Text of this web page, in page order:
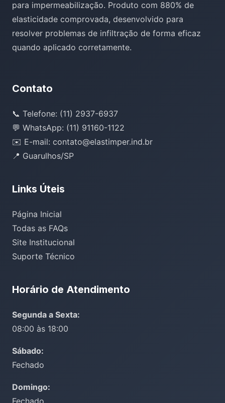
para impermeabilização. Produto com 880% de
elasticidade comprovada, desenvolvido para
resolver problemas de infiltração de forma eficaz
quando aplicado corretamente.
Contato
📞 Telefone: (11) 2937-6937
💬 WhatsApp: (11) 91160-1122
✉️ E-mail: contato@elastimper.ind.br
📍 Guarulhos/SP
Links Úteis
Página Inicial
Todas as FAQs
Site Institucional
Suporte Técnico
Horário de Atendimento
Segunda a Sexta:
08:00 às 18:00
Sábado:
Fechado
Domingo:
Fechado